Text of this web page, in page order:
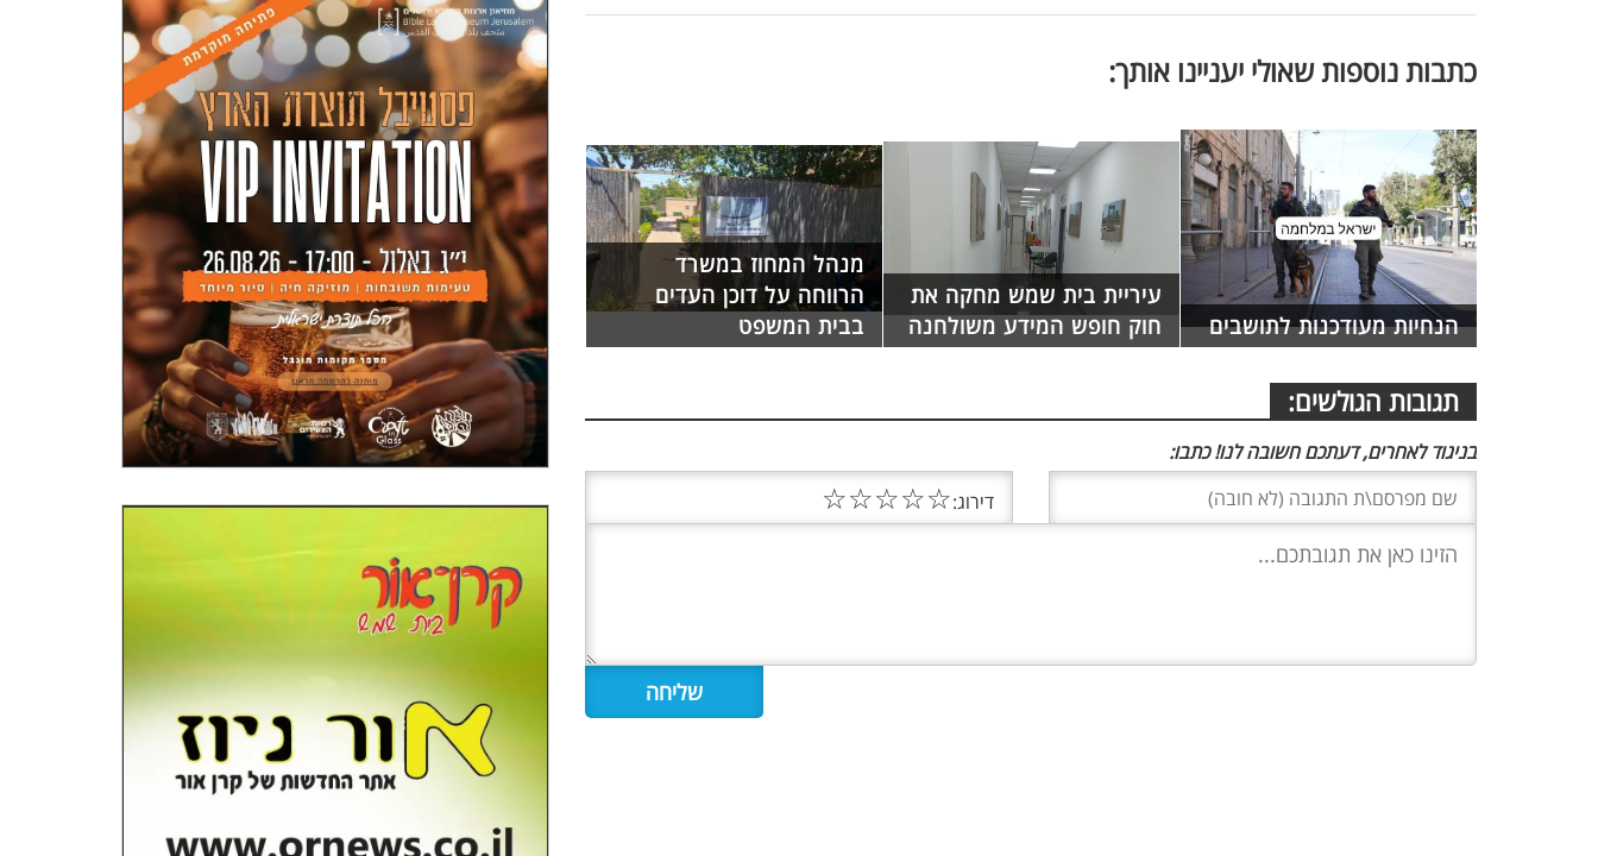
כתבות נוספות שאולי יעניינו אותך:
הנחיות מעודכנות לתושבים
עיריית בית שמש מחקה את
חוק חופש המידע משולחנה
מנהל המחוז במשרד
הרווחה על דוכן העדים
בבית המשפט
תגובות הגולשים:
בניגוד לאחרים, דעתכם חשובה לנו! כתבו:
דירוג:☆
☆
☆
☆
☆